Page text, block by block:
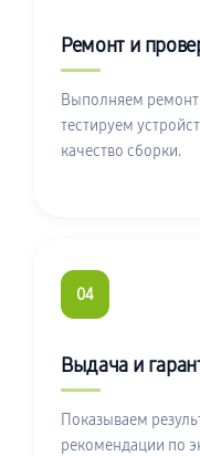
Ремонт и
Выполняем ремонт
тестируем
качество сборки.
04
Выдача и
Показываем
рекомендации по